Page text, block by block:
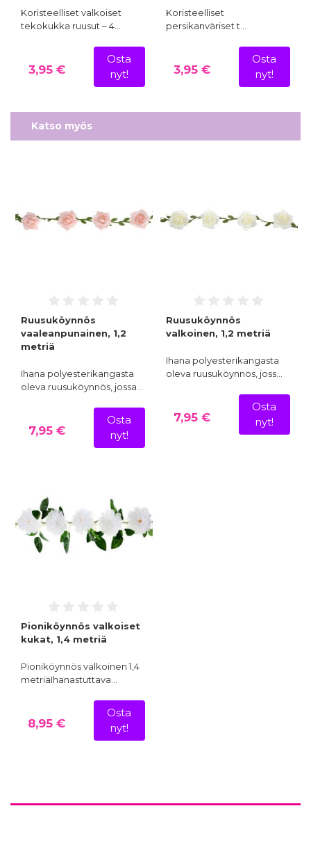
Koristeelliset valkoiset
tekokukka ruusut – 4…
3,95 €
Osta
nyt!
Koristeelliset
persikanväriset t…
3,95 €
Osta
nyt!
Katso myös
Ruusuköynnös
vaaleanpunainen, 1,2
metriä
Ihana polyesterikangasta
oleva ruusuköynnös, jossa…
7,95 €
Osta
nyt!
Ruusuköynnös
valkoinen, 1,2 metriä
Ihana polyesterikangasta
oleva ruusuköynnös, joss…
7,95 €
Osta
nyt!
Pioniköynnös valkoiset
kukat, 1,4 metriä
Pioniköynnös valkoinen 1,4
metriäIhanastuttava…
8,95 €
Osta
nyt!